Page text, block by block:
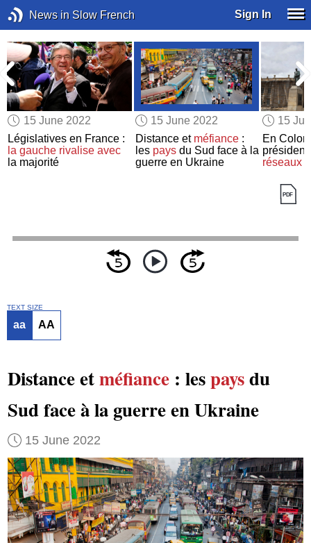
News in Slow French Sign In
15 June 2022
Législatives en France :
la gauche rivalise avec
la majorité
15 June 2022
Distance et méfiance:
les paysdu Sud face à la
guerre en Ukraine
15
En
président
réseaux
TEXT SIZE
aa AA
Distance etméfiance: lespaysdu
Sud face à la guerre en Ukraine
15 June 2022